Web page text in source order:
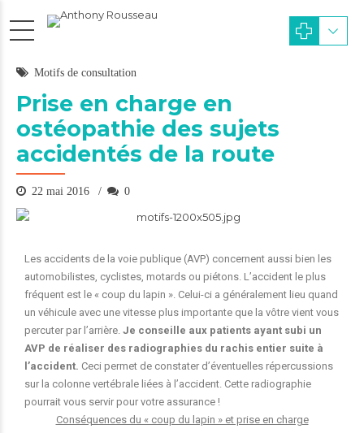
Motifs de consultation
Prise en charge en
ostéopathie des sujets
accidentés de la route
22 mai 2016 0
Les accidents de la voie publique (AVP) concernent aussi bien les
automobilistes, cyclistes, motards ou piétons. L’accident le plus
fréquent est le « coup du lapin ». Celui-ci a généralement lieu quand
un véhicule avec une vitesse plus importante que la vôtre vient vous
percuter par l’arrière. Je conseille aux patients ayant subi un
AVP de réaliser des radiographies du rachis entier suite à
l’accident. Ceci permet de constater d’éventuelles répercussions
sur la colonne vertébrale liées à l’accident. Cette radiographie
pourrait vous servir pour votre assurance !
Conséquences du « coup du lapin » et prise en charge